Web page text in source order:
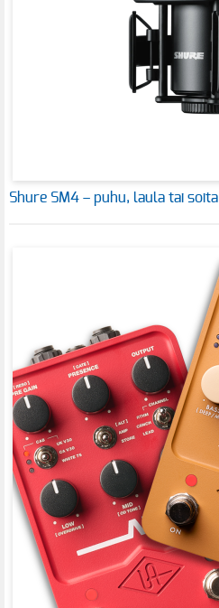
Shure SM4 – puhu, laula tai soita